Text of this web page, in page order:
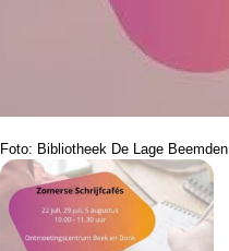
Foto: Bibliotheek De Lage Beemden